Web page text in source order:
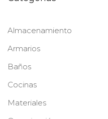
Almacenamiento
Armarios
Baños
Cocinas
Materiales